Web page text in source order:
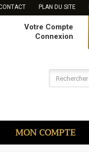
PLAN DU SITE
Votre Compte
Connexion
MON COMPTE